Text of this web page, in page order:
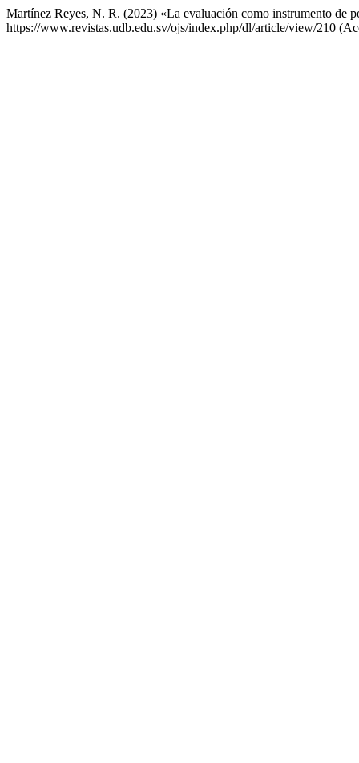
Martínez Reyes, N. R. (2023) «La evaluación como instrumento de
https://www.revistas.udb.edu.sv/ojs/index.php/dl/article/view/210